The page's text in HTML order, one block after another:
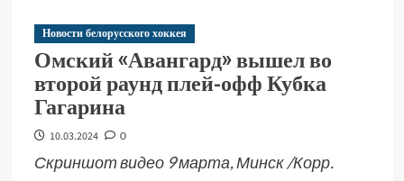
Новости белорусского хоккея
Омский «Авангард» вышел во
второй раунд плей-офф Кубка
Гагарина
10.03.2024 0
Скриншот видео 9 марта, Минск /Корр.